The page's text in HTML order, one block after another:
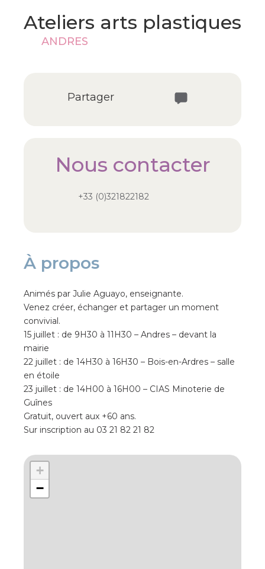
Ateliers arts plastiques
ANDRES
Partager
Nous contacter
+33 (0)321822182
À propos
Animés par Julie Aguayo, enseignante.
Venez créer, échanger et partager un moment
convivial.
15 juillet : de 9H30 à 11H30 – Andres – devant la
mairie
22 juillet : de 14H30 à 16H30 – Bois-en-Ardres – salle
en étoile
23 juillet : de 14H00 à 16H00 – CIAS Minoterie de
Guînes
Gratuit, ouvert aux +60 ans.
Sur inscription au 03 21 82 21 82
+
−